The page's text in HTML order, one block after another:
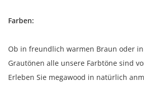
Farben:
Ob in freundlich warmen Braun oder
Grautönen alle unsere Farbtöne sind
Erleben Sie megawood in natürlich